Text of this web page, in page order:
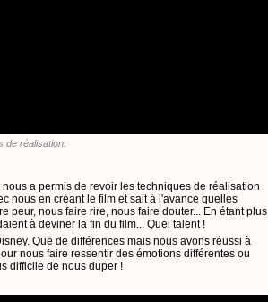
de réalisation.
a permis de revoir les techniques de réalisation
nous en créant le film et sait à l'avance quelles
peur, nous faire rire, nous faire douter... En étant plus
à deviner la fin du film... Quel talent !
Que de différences mais nous avons réussi à
nous faire ressentir des émotions différentes ou
difficile de nous duper !